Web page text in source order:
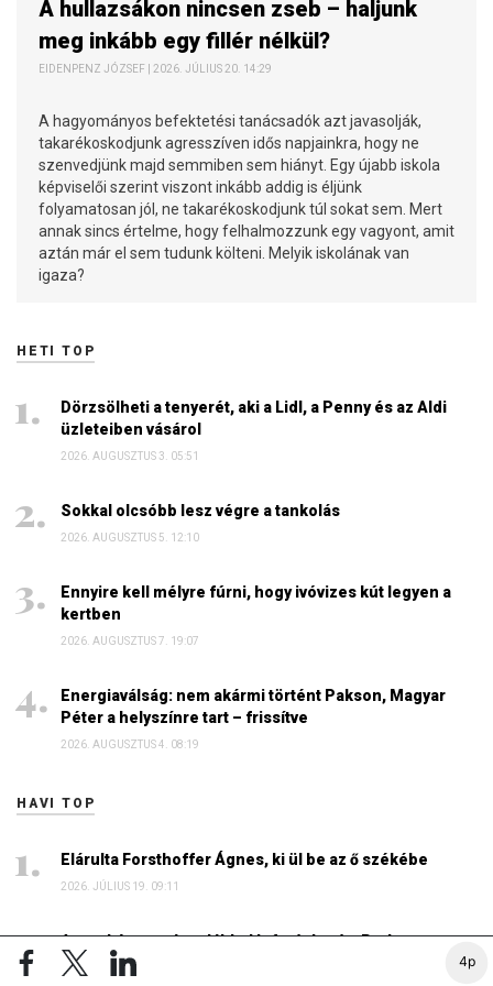
4p
A hullazsákon nincsen zseb – haljunk
meg inkább egy fillér nélkül?
EIDENPENZ JÓZSEF | 2026. JÚLIUS 20. 14:29
A hagyományos befektetési tanácsadók azt javasolják,
takarékoskodjunk agresszíven idős napjainkra, hogy ne
szenvedjünk majd semmiben sem hiányt. Egy újabb iskola
képviselői szerint viszont inkább addig is éljünk
folyamatosan jól, ne takarékoskodjunk túl sokat sem. Mert
annak sincs értelme, hogy felhalmozzunk egy vagyont, amit
aztán már el sem tudunk költeni. Melyik iskolának van
igaza?
HETI TOP
Dörzsölheti a tenyerét, aki a Lidl, a Penny és az Aldi
üzleteiben vásárol
2026. AUGUSZTUS 3. 05:51
Sokkal olcsóbb lesz végre a tankolás
2026. AUGUSZTUS 5. 12:10
Ennyire kell mélyre fúrni, hogy ivóvizes kút legyen a
kertben
2026. AUGUSZTUS 7. 19:07
Energiaválság: nem akármi történt Pakson, Magyar
Péter a helyszínre tart – frissítve
2026. AUGUSZTUS 4. 08:19
HAVI TOP
Elárulta Forsthoffer Ágnes, ki ül be az ő székébe
2026. JÚLIUS 19. 09:11
A nap képe: száraz lábbal lefotózható a Parlament a
Duna közepéről